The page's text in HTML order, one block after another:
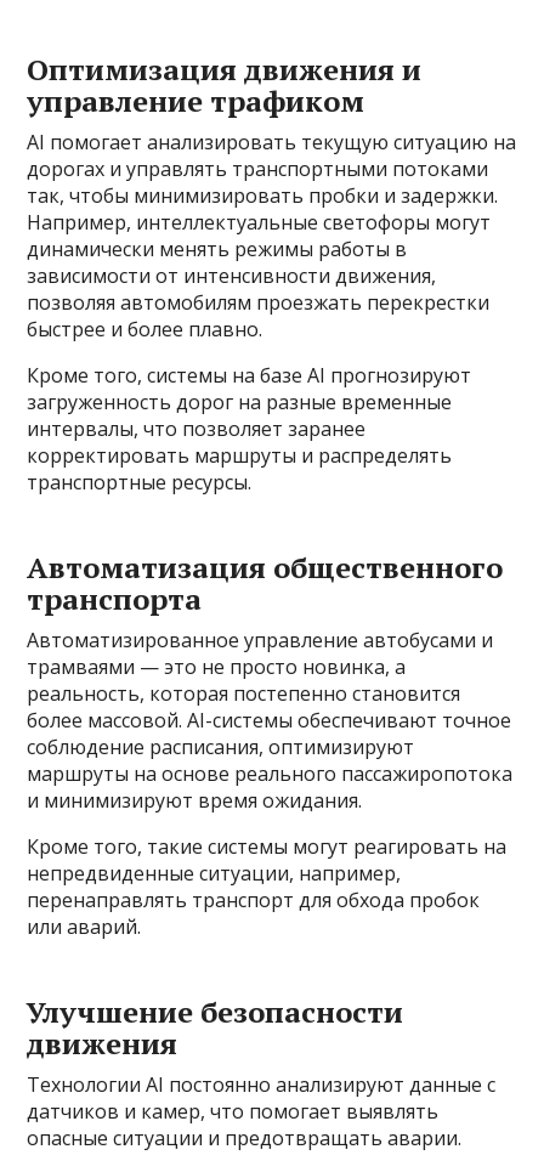
Оптимизация движения и
управление трафиком
AI помогает анализировать текущую ситуацию на
дорогах и управлять транспортными потоками
так, чтобы минимизировать пробки и задержки.
Например, интеллектуальные светофоры могут
динамически менять режимы работы в
зависимости от интенсивности движения,
позволяя автомобилям проезжать перекрестки
быстрее и более плавно.
Кроме того, системы на базе AI прогнозируют
загруженность дорог на разные временные
интервалы, что позволяет заранее
корректировать маршруты и распределять
транспортные ресурсы.
Автоматизация общественного
транспорта
Автоматизированное управление автобусами и
трамваями — это не просто новинка, а
реальность, которая постепенно становится
более массовой. AI-системы обеспечивают точное
соблюдение расписания, оптимизируют
маршруты на основе реального пассажиропотока
и минимизируют время ожидания.
Кроме того, такие системы могут реагировать на
непредвиденные ситуации, например,
перенаправлять транспорт для обхода пробок
или аварий.
Улучшение безопасности
движения
Технологии AI постоянно анализируют данные с
датчиков и камер, что помогает выявлять
опасные ситуации и предотвращать аварии.